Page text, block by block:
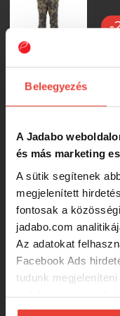
Beleegyezés
A Jadabo
és más marketing
A sütik segítenek
megjelenített
fontosak a
jadabo.com
Az adatokat
Facebook Ads
tudunk
biztosításához arra
-
-
(M)
-
-